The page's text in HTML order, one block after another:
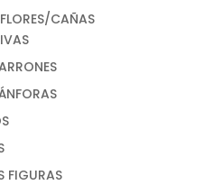
CAÑAS
FIGURAS